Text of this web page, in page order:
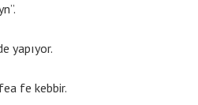
yapıyor.
fe kebbir.